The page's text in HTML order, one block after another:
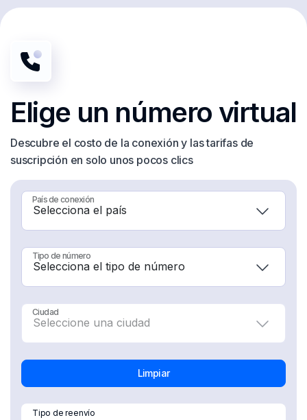
Elige un número virtual
Descubre el costo de la conexión y las tarifas de
suscripción en solo unos pocos clics
País de conexión
Tipo de número
Ciudad
Limpiar
Tipo de reenvío